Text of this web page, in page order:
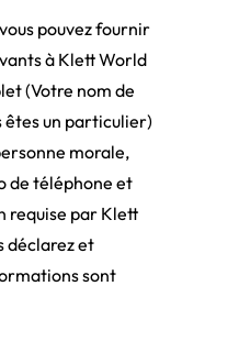
pouvez fournir
à Klett World
(Votre nom de
êtes un particulier)
morale,
de téléphone et
requise par Klett
déclarez et
sont